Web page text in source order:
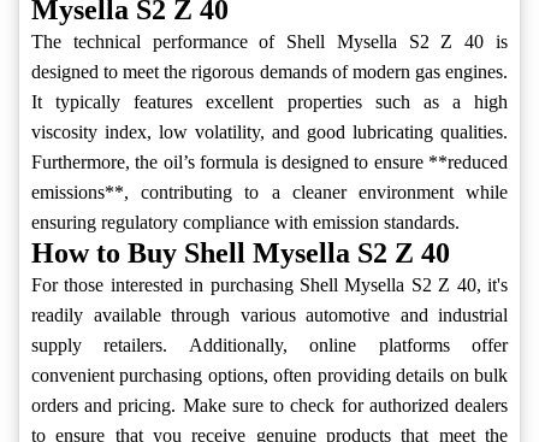
Mysella S2 Z 40
The technical performance of Shell Mysella S2 Z 40 is
designed to meet the rigorous demands of modern gas engines.
It typically features excellent properties such as a high
viscosity index, low volatility, and good lubricating qualities.
Furthermore, the oil’s formula is designed to ensure **reduced
emissions**, contributing to a cleaner environment while
ensuring regulatory compliance with emission standards.
How to Buy Shell Mysella S2 Z 40
For those interested in purchasing Shell Mysella S2 Z 40, it's
readily available through various automotive and industrial
supply retailers. Additionally, online platforms offer
convenient purchasing options, often providing details on bulk
orders and pricing. Make sure to check for authorized dealers
to ensure that you receive genuine products that meet the